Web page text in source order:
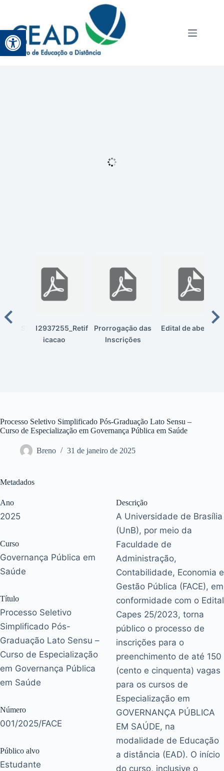
Abrir a barra de ferramentas
SEI_12937255_Retif
icacao
Prorrogação das
Inscrições
Edital de abertura
Processo Seletivo Simplificado Pós-Graduação Lato Sensu –
Curso de Especialização em Governança Pública em Saúde
Breno 31 de janeiro de 2025
Metadados
Ano
2025
Curso
Governança Pública em
Saúde
Título
Processo Seletivo
Simplificado Pós-
Graduação Lato Sensu –
Curso de Especialização
em Governança Pública
em Saúde
Número
001/2025/FACE
Público alvo
Estudante
Descrição
A Universidade de Brasília
(UnB), por meio da
Faculdade de
Administração,
Contabilidade, Economia e
Gestão Pública (FACE), em
conformidade com o Edital
Capes 25/2023, torna
público o processo de
inscrições para o
preenchimento de até 150
(cento e cinquenta) vagas
para os cursos de
Especialização em
GOVERNANÇA PÚBLICA
EM SAÚDE, na
modalidade de Educação
a distância (EAD). O início
do curso, inclusive o